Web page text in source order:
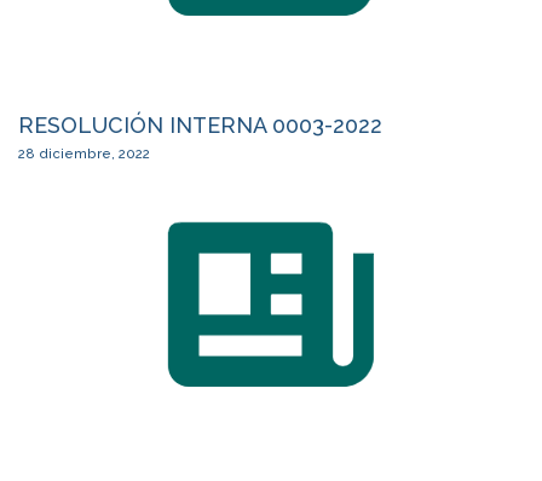
RESOLUCIÓN INTERNA 0003-2022
28 diciembre, 2022